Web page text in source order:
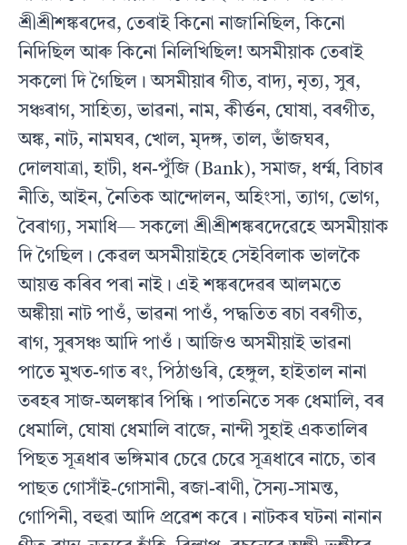
শ্ৰীশ্ৰীশঙ্কৰদেৱ, তেৰাই কিনো নাজানিছিল, কিনো
নিদিছিল আৰু কিনো নিলিখিছিল! অসমীয়াক তেৰাই
সকলো দি গৈছিল। অসমীয়াৰ গীত, বাদ্য, নৃত্য, সুৰ,
সঞ্চৰাগ, সাহিত্য, ভাৱনা, নাম, কীৰ্ত্তন, ঘোষা, বৰগীত,
অঙ্ক, নাট, নামঘৰ, খোল, মৃদঙ্গ, তাল, ভাঁজঘৰ,
দোলযাত্ৰা, হাটী, ধন-পুঁজি (Bank), সমাজ, ধৰ্ম্ম, বিচাৰ
নীতি, আইন, নৈতিক আন্দোলন, অহিংসা, ত্যাগ, ভোগ,
বৈৰাগ্য, সমাধি— সকলো শ্ৰীশ্ৰীশঙ্কৰদেৱেহে অসমীয়াক
দি গৈছিল। কেৱল অসমীয়াইহে সেইবিলাক ভালকৈ
আয়ত্ত কৰিব পৰা নাই। এই শঙ্কৰদেৱৰ আলমতে
অঙ্কীয়া নাট পাওঁ, ভাৱনা পাওঁ, পদ্ধতিত ৰচা বৰগীত,
ৰাগ, সুৰসঞ্চ আদি পাওঁ। আজিও অসমীয়াই ভাৱনা
পাতে মুখত-গাত ৰং, পিঠাগুৰি, হেঙ্গুল, হাইতাল নানা
তৰহৰ সাজ-অলঙ্কাৰ পিন্ধি। পাতনিতে সৰু ধেমালি, বৰ
ধেমালি, ঘোষা ধেমালি বাজে, নান্দী সুহাই একতালিৰ
পিছত সূত্ৰধাৰ ভঙ্গিমাৰ চেৱে চেৱে সূত্ৰধাৰে নাচে, তাৰ
পাছত গোসাঁই-গোসানী, ৰজা-ৰাণী, সৈন্য-সামন্ত,
গোপিনী, বহুৱা আদি প্ৰৱেশ কৰে। নাটকৰ ঘটনা নানান